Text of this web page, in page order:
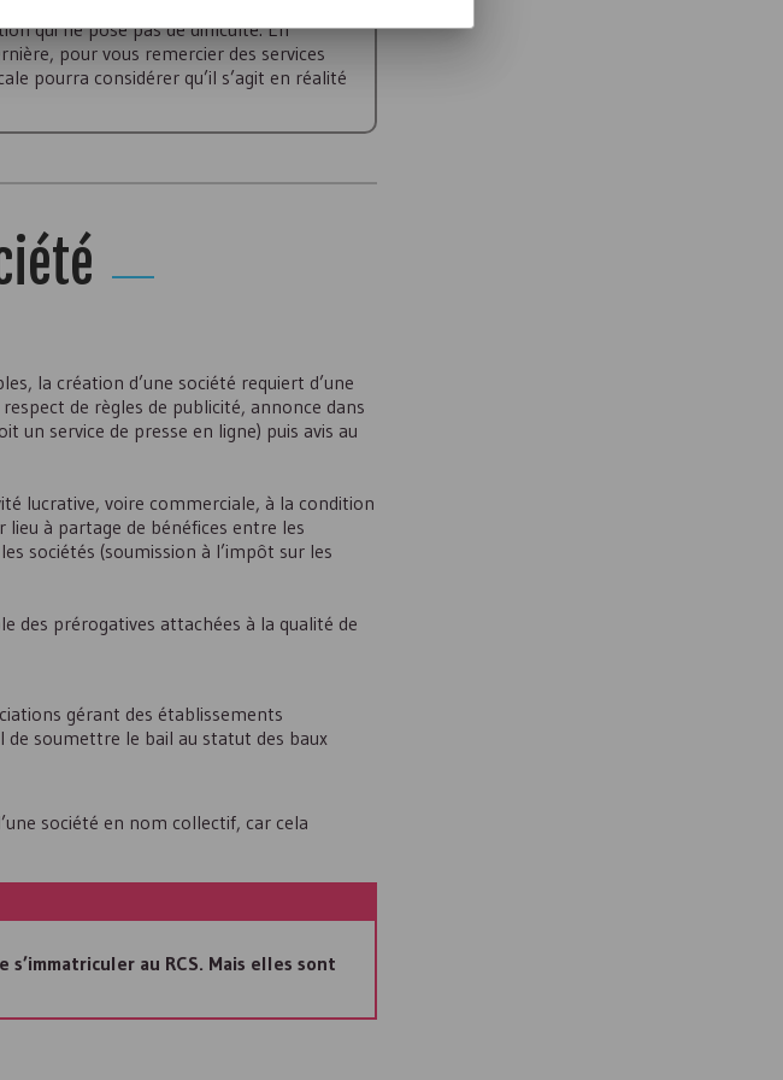
des réductions pour des visites des
qui ne pose pas de difficulté. En
pour vous remercier des services
pourra considérer qu’il s’agit en réalité
la création d’une société requiert d’une
de règles de publicité, annonce dans
un service de presse en ligne) puis avis au
lucrative, voire commerciale, à la condition
à partage de bénéfices entre les
sociétés (soumission à l’impôt sur les
des prérogatives attachées à la qualité de
gérant des établissements
de soumettre le bail au statut des baux
société en nom collectif, car cela
s’immatriculer au RCS. Mais elles sont